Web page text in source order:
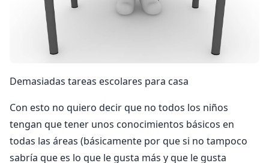
Demasiadas tareas escolares para casa
Con esto no quiero decir que no todos los niños
tengan que tener unos conocimientos básicos en
todas las áreas (básicamente por que si no tampoco
sabría que es lo que le gusta más y que le gusta